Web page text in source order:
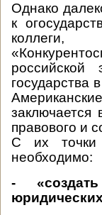
Однако
к
российской
государства
заключается
правового и
С их точки
необходимо:
-